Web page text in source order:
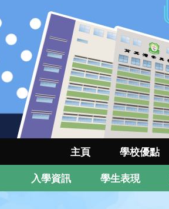
主頁 學校優點
入學資訊 學生表現